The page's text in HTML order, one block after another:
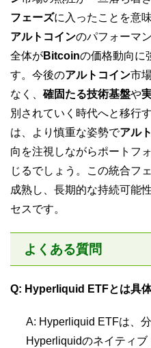
フェーズに入ったことを意
アルトコインのパフォーマ
全体がBitcoinの価格動向に
す。今後のアルトコイン市
なく、 確固たる技術基盤や
別されていく時代へと移行
は、より慎重な姿勢でアル
向を注視しながらポートフ
じるでしょう。この統合フ
成熟し、長期的な持続可能
セスです。
よくある質問
Q: Hyperliquid ETFとは具
A: Hyperliquid ETFは、
Hyperliquidのネイティ